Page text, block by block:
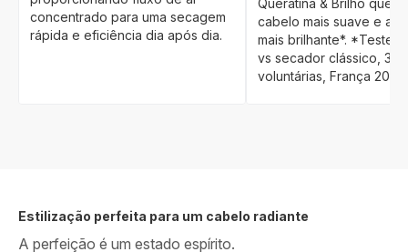
concentrado para uma secagem
rápida e eficiência dia após dia.
cabelo mais suave e
mais brilhante*. *Teste
vs secador clássico, 30
voluntárias, França 2021.
Estilização perfeita para um cabelo radiante
A perfeição é um estado espírito.